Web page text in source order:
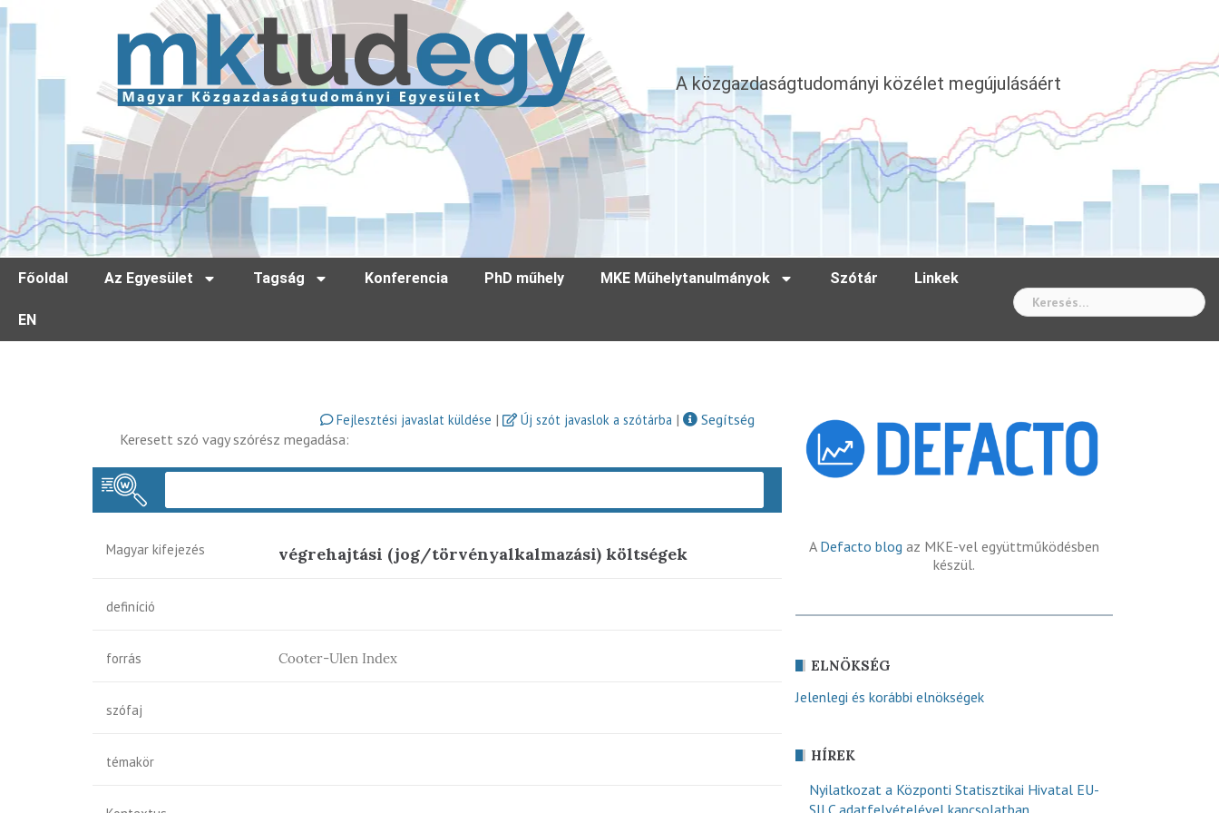
A közgazdaságtudományi közélet megújulásáért
Főoldal Az Egyesület Tagság Konferencia PhD műhely MKE Műhelytanulmányok Szótár Linkek
EN
Fejlesztési javaslat küldése | Új szót javaslok a szótárba |
Segítség
Keresett szó vagy szórész megadása:
Magyar kifejezés végrehajtási (jog/törvényalkalmazási) költségek
definíció
forrás Cooter-Ulen Index
szófaj
témakör
A Defacto blog az MKE-vel együttműködésben
készül.
ELNÖKSÉG
Jelenlegi és korábbi elnökségek
HÍREK
Nyilatkozat a Központi Statisztikai Hivatal EU-
SILC adatfelvételével kapcsolatban